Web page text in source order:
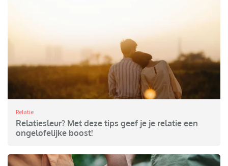
Relatie
Relatiesleur? Met deze tips geef je je relatie een
ongelofelijke boost!